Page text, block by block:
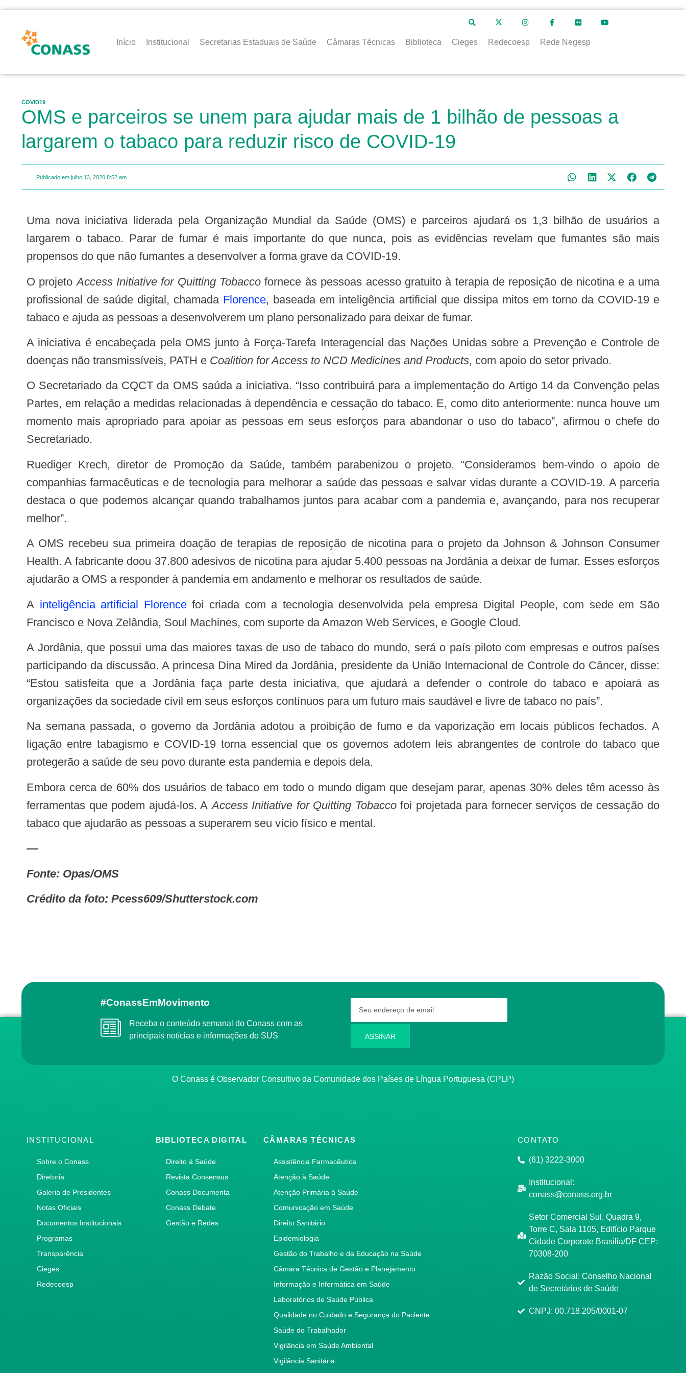
Início Institucional Secretarias Estaduais de Saúde Câmaras Técnicas Biblioteca Cieges Redecoesp Rede Negesp
COVID19
OMS e parceiros se unem para ajudar mais de 1 bilhão de pessoas a
largarem o tabaco para reduzir risco de COVID-19
Publicado em julho 13, 2020 8:52 am
Uma nova iniciativa liderada pela Organização Mundial da Saúde (OMS) e parceiros ajudará os 1,3 bilhão de usuários a
largarem o tabaco. Parar de fumar é mais importante do que nunca, pois as evidências revelam que fumantes são mais
propensos do que não fumantes a desenvolver a forma grave da COVID-19.
O projetoAccess Initiative for Quitting Tobaccofornece às pessoas acesso gratuito à terapia de reposição de nicotina e a uma
profissional de saúde digital, chamada Florence, baseada em inteligência artificial que dissipa mitos em torno da COVID-19 e
tabaco e ajuda as pessoas a desenvolverem um plano personalizado para deixar de fumar.
A iniciativa é encabeçada pela OMS junto à Força-Tarefa Interagencial das Nações Unidas sobre a Prevenção e Controle de
doenças não transmissíveis, PATH e Coalition for Access to NCD Medicines and Products, com apoio do setor privado.
O Secretariado da CQCT da OMS saúda a iniciativa. “Isso contribuirá para a implementação do Artigo 14 da Convenção pelas
Partes, em relação a medidas relacionadas à dependência e cessação do tabaco. E, como dito anteriormente: nunca houve um
momento mais apropriado para apoiar as pessoas em seus esforços para abandonar o uso do tabaco”, afirmou o chefe do
Secretariado.
Ruediger Krech, diretor de Promoção da Saúde, também parabenizou o projeto. “Consideramos bem-vindo o apoio de
companhias farmacêuticas e de tecnologia para melhorar a saúde das pessoas e salvar vidas durante a COVID-19. A parceria
destaca o que podemos alcançar quando trabalhamos juntos para acabar com a pandemia e, avançando, para nos recuperar
melhor”.
A OMS recebeu sua primeira doação de terapias de reposição de nicotina para o projeto da Johnson & Johnson Consumer
Health. A fabricante doou 37.800 adesivos de nicotina para ajudar 5.400 pessoas na Jordânia a deixar de fumar. Esses esforços
ajudarão a OMS a responder à pandemia em andamento e melhorar os resultados de saúde.
inteligência artificial Florencefoi criada com a tecnologia desenvolvida pela empresa Digital People, com sede em São
Francisco e Nova Zelândia, Soul Machines, com suporte da Amazon Web Services, e Google Cloud.
A Jordânia, que possui uma das maiores taxas de uso de tabaco do mundo, será o país piloto com empresas e outros países
participando da discussão. A princesa Dina Mired da Jordânia, presidente da União Internacional de Controle do Câncer, disse:
“Estou satisfeita que a Jordânia faça parte desta iniciativa, que ajudará a defender o controle do tabaco e apoiará as
organizações da sociedade civil em seus esforços contínuos para um futuro mais saudável e livre de tabaco no país”.
Na semana passada, o governo da Jordânia adotou a proibição de fumo e da vaporização em locais públicos fechados. A
ligação entre tabagismo e COVID-19 torna essencial que os governos adotem leis abrangentes de controle do tabaco que
protegerão a saúde de seu povo durante esta pandemia e depois dela.
Embora cerca de 60% dos usuários de tabaco em todo o mundo digam que desejam parar, apenas 30% deles têm acesso às
ferramentas que podem ajudá-los. AAccess Initiative for Quitting Tobaccofoi projetada para fornecer serviços de cessação do
tabaco que ajudarão as pessoas a superarem seu vício físico e mental.
—
Fonte: Opas/OMS
Crédito da foto: Pcess609/Shutterstock.com
#ConassEmMovimento
Receba o conteúdo semanal do Conass com as
principais notícias e informações do SUS
ASSINAR
O Conass é Observador Consultivo da Comunidade dos Países de Língua Portuguesa (CPLP)
INSTITUCIONAL
Sobre o Conass
Diretoria
Galeria de Presidentes
Notas Oficiais
Documentos Institucionais
Programas
Transparência
Cieges
Redecoesp
BIBLIOTECA DIGITAL
Direito à Saúde
Revista Consensus
Conass Documenta
Conass Debate
Gestão e Redes
CÂMARAS TÉCNICAS
Assistência Farmacêutica
Atenção à Saúde
Atenção Primária à Saúde
Comunicação em Saúde
Direito Sanitário
Epidemiologia
Gestão do Trabalho e da Educação na Saúde
Câmara Técnica de Gestão e Planejamento
Informação e Informática em Saúde
Laboratórios de Saúde Pública
Qualidade no Cuidado e Segurança do Paciente
Saúde do Trabalhador
Vigilância em Saúde Ambiental
Vigilância Sanitária
CONTATO
(61) 3222-3000
Institucional:
conass@conass.org.br
Setor Comercial Sul, Quadra 9,
Torre C, Sala 1105, Edifício Parque
Cidade Corporate Brasília/DF CEP:
70308-200
Razão Social: Conselho Nacional
de Secretários de Saúde
CNPJ: 00.718.205/0001-07